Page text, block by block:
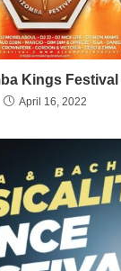
Kings Festival
April 16, 2022